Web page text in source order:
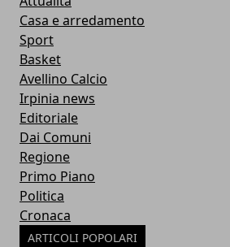
Casa e arredamento
Sport
Basket
Avellino Calcio
Irpinia news
Editoriale
Dai Comuni
Regione
Primo Piano
Politica
Cronaca
ARTICOLI POPOLARI